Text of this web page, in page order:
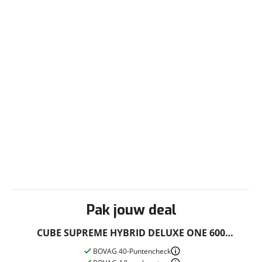
Pak jouw deal
CUBE SUPREME HYBRID DELUXE ONE 600
INDIGOBLUE/SWITCH LAGEINSTAP
BOVAG 40-Puntencheck